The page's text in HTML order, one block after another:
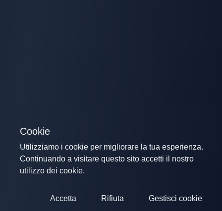
Cookie
Utilizziamo i cookie per migliorare la tua esperienza.
Continuando a visitare questo sito accetti il nostro
utilizzo dei cookie.
Accetta Rifiuta Gestisci cookie